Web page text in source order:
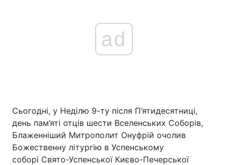
Війна
Україна Політика
ad
Сьогодні, у Неділю 9-ту після П’ятидесятниці,
день пам’яті отців шести Вселенських Соборів,
Блаженніший Митрополит Онуфрій очолив
Божественну літургію в Успенському
соборі Свято-Успенської Києво-Печерської